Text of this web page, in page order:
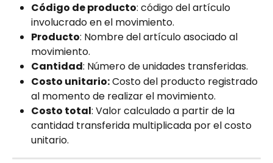
Código de producto: código del artículo
involucrado en el movimiento.
Producto: Nombre del artículo asociado al
movimiento.
Cantidad: Número de unidades transferidas.
Costo unitario: Costo del producto registrado
al momento de realizar el movimiento.
Costo total: Valor calculado a partir de la
cantidad transferida multiplicada por el costo
unitario.